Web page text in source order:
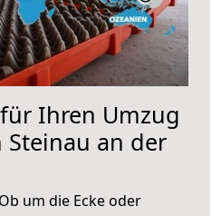
Ihren Umzug
Steinau an der
um die Ecke oder